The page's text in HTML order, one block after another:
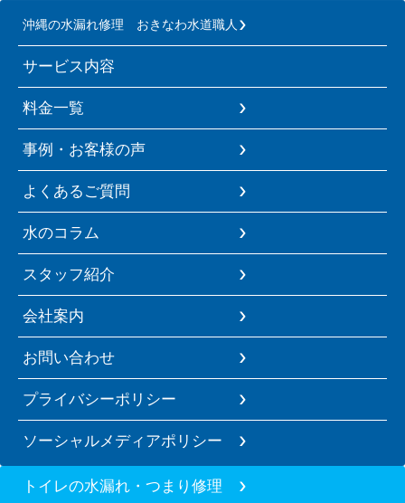
沖縄の水漏れ修理 おきなわ水道職人
サービス内容
料金一覧
事例・お客様の声
よくあるご質問
水のコラム
スタッフ紹介
会社案内
お問い合わせ
プライバシーポリシー
ソーシャルメディアポリシー
トイレの水漏れ・つまり修理